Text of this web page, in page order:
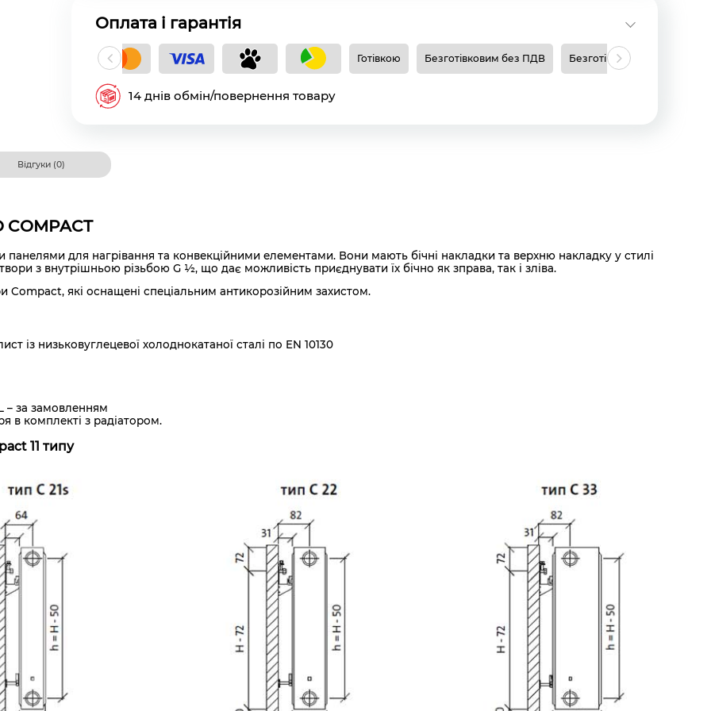
Оплата і гарантія
Готівкою Безготівковим без ПДВ Безготівковим з ПДВ
14 днів обмін/повернення товару
Відгуки (0)
COMPACT
для нагрівання та конвекційними елементами. Вони мають бічні накладки та верхню накладку у стилі
з внутрішньою різьбою G ½, що дає можливість приєднувати їх бічно як зправа, так і зліва.
Compact, які оснащені спеціальним антикорозійним захистом.
із низьковуглецевої холоднокатаної сталі по EN 10130
– за замовленням
в комплекті з радіатором.
11 типу